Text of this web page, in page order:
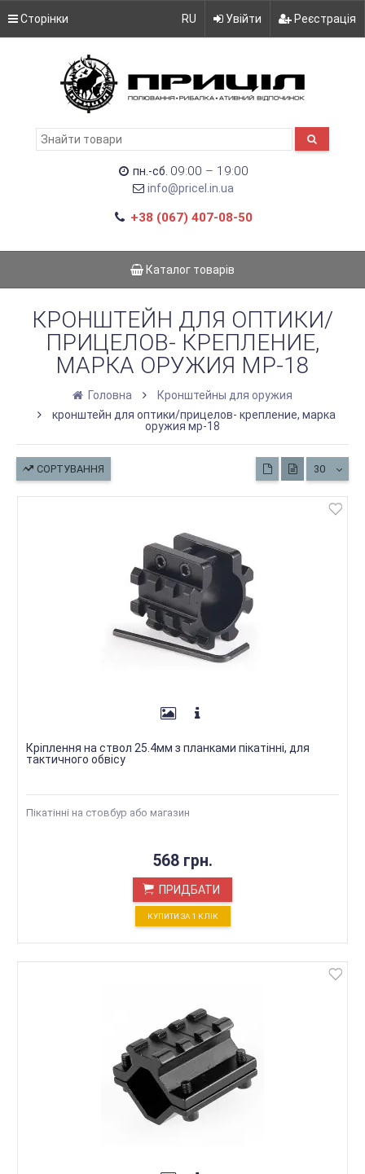
Сторінки RU Увійти Реєстрація
пн.-сб. 09:00 – 19:00
info@pricel.in.ua
+38 (067) 407-08-50
Каталог товарів
КРОНШТЕЙН ДЛЯ ОПТИКИ/
ПРИЦЕЛОВ- КРЕПЛЕНИЕ,
МАРКА ОРУЖИЯ МР-18
Головна
Кронштейны для оружия
кронштейн для оптики/прицелов- крепление, марка
оружия мр-18
СОРТУВАННЯ 30
Кріплення на ствол 25.4мм з планками пікатінні, для
тактичного обвісу
Пікатінні на стовбур або магазин
568 грн.
ПРИДБАТИ
КУПИТИ ЗА 1 КЛIК